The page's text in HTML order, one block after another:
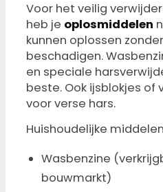
Voor het veilig
heb je oplosmiddelen
kunnen oplossen
beschadigen.
en speciale
beste. Ook ijsblokjes of
voor verse hars.
Huishoudelijke
Wasbenzine
bouwmarkt)